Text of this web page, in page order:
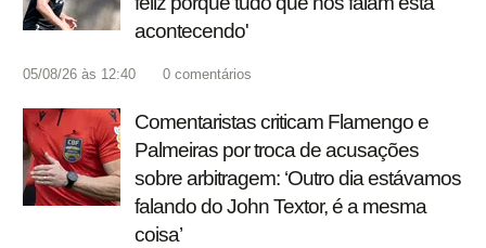
acontecendo'
05/08/26 às 12:40 0 comentários
Comentaristas criticam Flamengo e
Palmeiras por troca de acusações
sobre arbitragem: ‘Outro dia estávamos
falando do John Textor, é a mesma
coisa’